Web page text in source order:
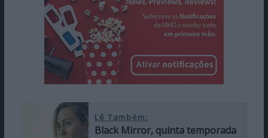
Lê Também:
Black Mirror, quinta temporada